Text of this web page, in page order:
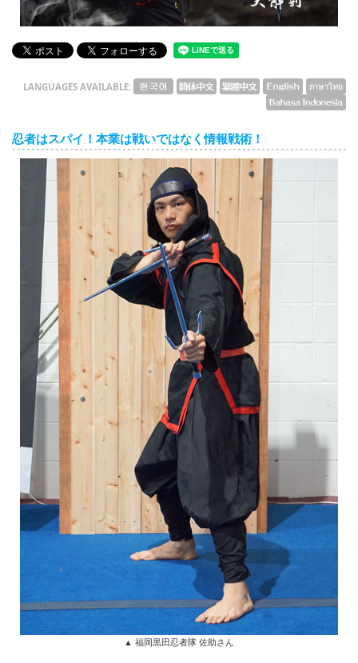
Bahasa Indonesia
LANGUAGES AVAILABLE:
忍者はスパイ！本業は戦いではなく情報戦術！
▲ 福岡黒田忍者隊 佐助さん